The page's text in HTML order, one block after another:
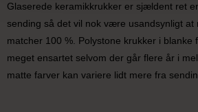
Glaserede keramikkrukker er sjældent ret
sending så det vil nok være usandsynligt at
matcher 100 %. Polystone krukker i
meget ensartet selvom der går flere år i
matte farver kan variere lidt mere fra